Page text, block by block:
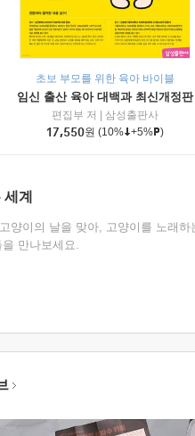
초보 부모를 위한 육아 바이블
임신 출산 육아 대백과 최신개정판
편집부 저
삼성출판사
17,550원 (10% +5% )
계
양이의 날을 맞아, 고양이를 노래하
만나보세요.